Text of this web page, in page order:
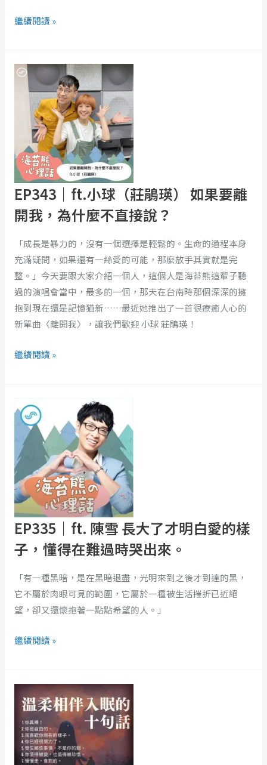
童
事
《長
爺》
繼續閱讀 »
EP343｜ft.小球（莊鵑瑛） 如果要離
開我，為什麼不直接說？
「成長是暴力的，沒有一個選擇是輕鬆的。生命的過程本身
充滿疑問，如果還有一絲愛的可能，那麼放手其實就是完
整。」今天要跟大家介紹一個人，這個人是海苔熊這輩子聽
過的演唱會當中，最多的一個，那天在台南時那個深深的擁
抱到現在還是記憶猶新……最近她推出了一首很療癒人心的
新單曲〈離開我〉，讓我們歡迎 小球 莊鵑瑛！
｜
鵑
瑛）
如
果
要
我，
為
什
麼
不
直
繼續閱讀 »
EP335｜ft. 陳雪 長大了才明白愛的樣
子，懂得在難過時哭出來。
「有一種黑暗，是在黑暗退盡，光明來到之後才到達的黑，
它不屬於肉眼可見的範圍，它屬於一種被生活摧折已近絕
望，卻又還懷抱著一點點希望的人。」
｜
ft.
雪
長
大
了
才
明
白
樣
子，
懂
難
過
哭
出
來。
繼續閱讀 »
相
伴
入
眠